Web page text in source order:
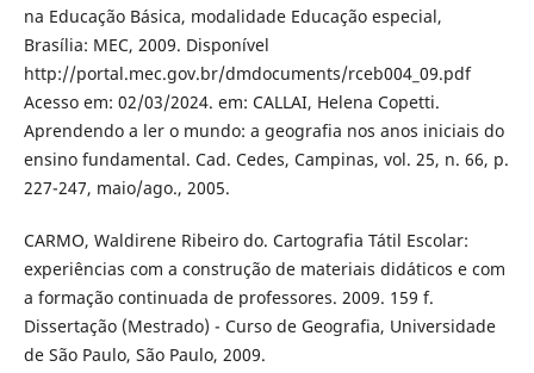
na Educação Básica, modalidade Educação especial,
Brasília: MEC, 2009. Disponível
http://portal.mec.gov.br/dmdocuments/rceb004_09.pdf
Acesso em: 02/03/2024. em: CALLAI, Helena Copetti.
Aprendendo a ler o mundo: a geografia nos anos iniciais do
ensino fundamental. Cad. Cedes, Campinas, vol. 25, n. 66, p.
227-247, maio/ago., 2005.
CARMO, Waldirene Ribeiro do. Cartografia Tátil Escolar:
experiências com a construção de materiais didáticos e com
a formação continuada de professores. 2009. 159 f.
Dissertação (Mestrado) - Curso de Geografia, Universidade
de São Paulo, São Paulo, 2009.